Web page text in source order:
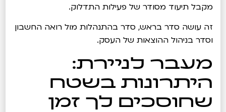
מקבל תיעוד מסודר של פעילות התדלוק.
זה עושה סדר בראש, סדר בהתנהלות מול רואה החשבון
וסדר בניהול ההוצאות של העסק.
מעבר לניירת:
היתרונות בשטח
שחוסכים לך זמן